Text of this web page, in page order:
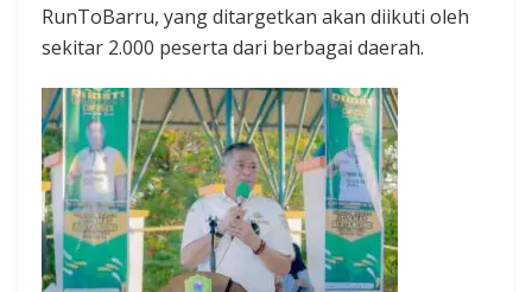
RunToBarru, yang ditargetkan akan diikuti oleh
sekitar 2.000 peserta dari berbagai daerah.